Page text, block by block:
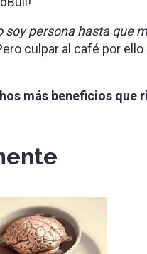
soy persona hasta que
culpar al café por
más beneficios que